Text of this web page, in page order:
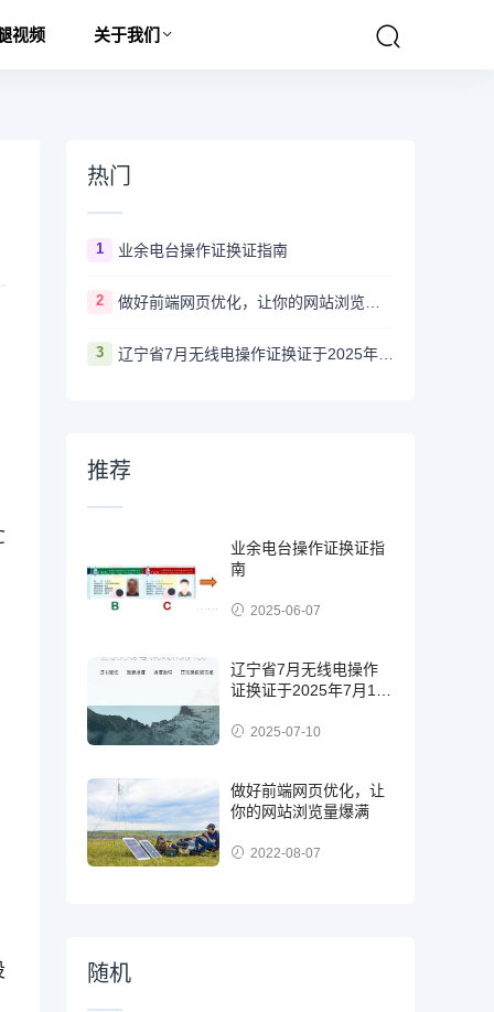
视频 关于我们
热门
1 业余电台操作证换证指南
2
3 辽宁省7月无线电操作证换证于2025年7月17日19:30分开始报名
推荐
业余电台操作证换证指
南
2025-06-07
辽宁省7月无线电操作
证换证于2025年7月17
2025-07-10
做好前端网页优化，让
你的网站浏览量爆满
2022-08-07
随机